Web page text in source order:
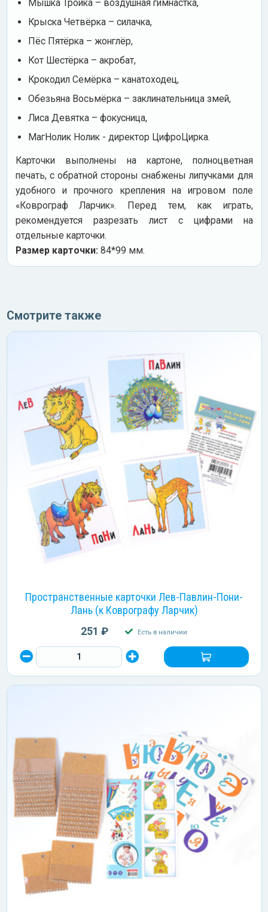
Мышка Тройка – воздушная гимнастка,
Крыска Четвёрка – силачка,
Пёс Пятёрка – жонглёр,
Кот Шестёрка – акробат,
Крокодил Семёрка – канатоходец,
Обезьяна Восьмёрка – заклинательница змей,
Лиса Девятка – фокусница,
МагНолик Нолик - директор ЦифроЦирка.
Карточки выполнены на картоне, полноцветная
печать, с обратной стороны снабжены липучками для
удобного и прочного крепления на игровом поле
«Коврограф Ларчик». Перед тем, как играть,
рекомендуется разрезать лист с цифрами на
отдельные карточки.
Размер карточки: 84*99 мм.
Смотрите также
Пространственные карточки Лев-Павлин-Пони-
Лань (к Коврографу Ларчик)
251 ₽ Есть в наличии